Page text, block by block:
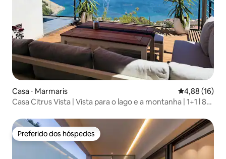
Casa ⋅ Marmaris 4,88 de uma
4,88 (16)
Casa Citrus Vista | Vista para o lago e a montanha | 1+1 l 85
Preferido dos hóspedes
Preferido dos hóspedes